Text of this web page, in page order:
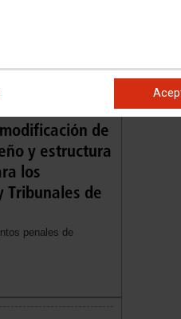
de
y estructura
los
Tribunales de
penales de